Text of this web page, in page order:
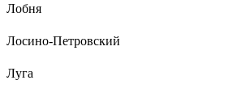
Лобня
Лосино-Петровский
Луга